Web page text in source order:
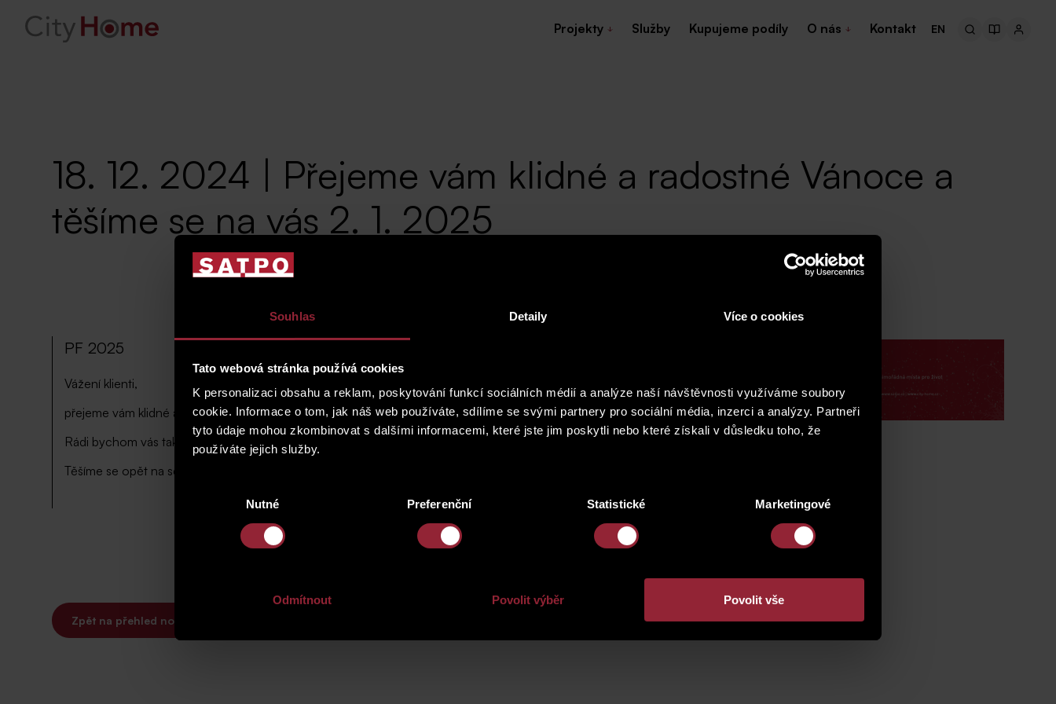
Souhlas Detaily Více o cookies
Tato webová stránka používá cookies
K personalizaci obsahu a reklam, poskytování funkcí sociálních médií a analýze naší návštěvnosti využíváme soubory
cookie. Informace o tom, jak náš web používáte, sdílíme se svými partnery pro sociální média, inzerci a analýzy. Partneři
tyto údaje mohou zkombinovat s dalšími informacemi, které jste jim poskytli nebo které získali v důsledku toho, že
používáte jejich služby.
Nutné Preferenční Statistické Marketingové
Odmítnout Povolit výběr Povolit vše
Projekty Služby Kupujeme podíly O nás Kontakt EN
18. 12. 2024 | Přejeme vám klidné a radostné Vánoce a
těšíme se na vás 2. 1. 2025
PF 2025
Vážení klienti,
přejeme vám klidné a radostné Vánoce a děkujeme vám za dosavadní spolupráci i důvěru.
Rádi bychom vás také informovali, že naše kanceláře i klientské centrum budou zavřené od pondělí 23. 12. 2024 do 1. 1. 2025.
Těšíme se opět na setkání v novém roce od 2. 1. 2025.
Zpět na přehled novinek